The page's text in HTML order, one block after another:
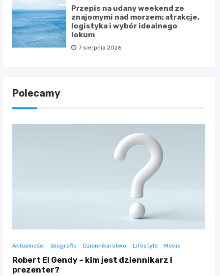
Przepis na udany weekend ze
znajomymi nad morzem: atrakcje,
logistyka i wybór idealnego
lokum
7 sierpnia 2026
Polecamy
Aktualności Biografie Dziennikarstwo Lifestyle Media
Robert El Gendy – kim jest dziennikarz i
prezenter?